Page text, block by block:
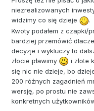
niezrealizowanych
widzimy co się dzieje
.
Kwoty podałem z czapki/
bardziej przemówić
decyzje i wykluczy to
złocie pławimy
i złote
się nic nie dzieje, bo
200 różnych zagadnień
wersję, po prostu nie
konkretnych